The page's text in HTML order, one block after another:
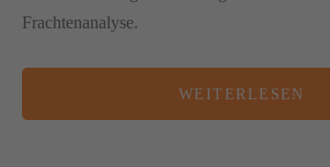
Frachtenanalyse.
WEITERLESEN